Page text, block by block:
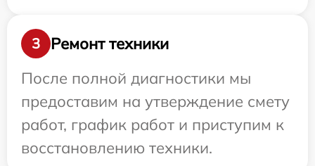
3
Ремонт техники
После полной диагностики мы
предоставим на утверждение смету
работ, график работ и приступим к
восстановлению техники.